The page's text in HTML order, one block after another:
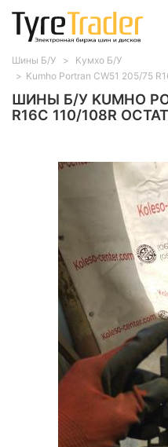
ШИНЫ Б/У KUMHO
R16C 110/108R
Шины Б/У
Кумхо Б/У
Kumho Portran CW51 205/75